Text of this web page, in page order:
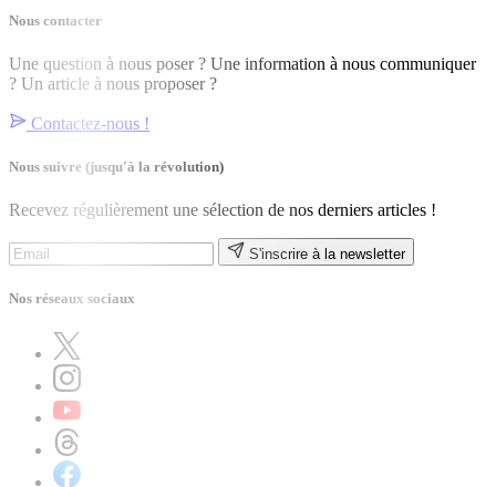
Nous contacter
Une question à nous poser ? Une information à nous communiquer
? Un article à nous proposer ?
Contactez-nous !
Nous suivre (jusqu'à la révolution)
Recevez régulièrement une sélection de nos derniers articles !
S'inscrire à la newsletter
Nos réseaux sociaux